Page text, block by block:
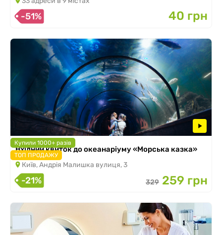
-51% 40 грн
Купили 1000+ разів
ТОП ПРОДАЖУ
Вхідний квиток до океанаріуму «Морська казка»
Київ, Андрія Малишка вулиця, 3
-21% 329 259 грн